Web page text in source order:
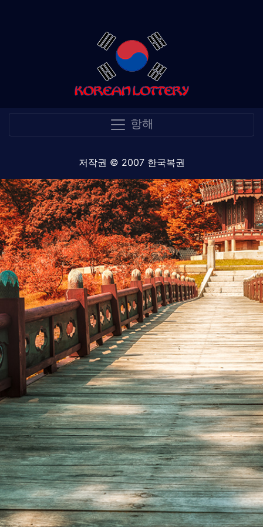
항해
저작권 © 2007 한국복권